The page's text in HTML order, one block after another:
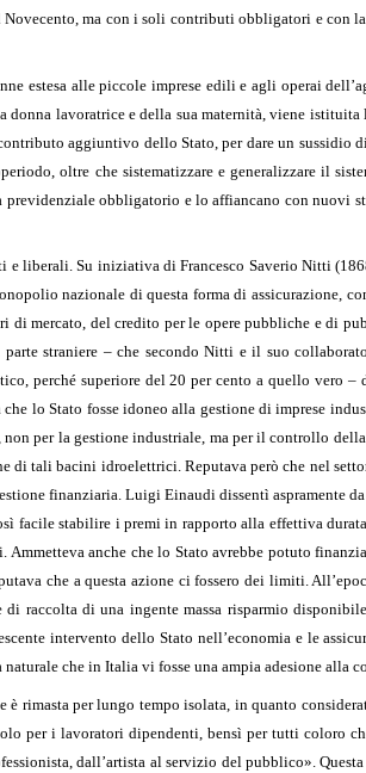
ma con i soli contributi obbligatori e con
estesa alle piccole imprese edili e agli operai
lavoratrice e della sua maternità, viene istituita
aggiuntivo dello Stato, per dare un sussidio
periodo, oltre che sistematizzare e generalizzare il
obbligatorio e lo affiancano con nuovi
e liberali. Su iniziativa di Francesco Saverio Nitti
nazionale di questa forma di assicurazione,
mercato, del credito per le opere pubbliche e di
straniere – che secondo Nitti e il suo
perché superiore del 20 per cento a quello vero
lo Stato fosse idoneo alla gestione di imprese
per la gestione industriale, ma per il controllo
tali bacini idroelettrici. Reputava però che nel
finanziaria. Luigi Einaudi dissentì aspramente
facile stabilire i premi in rapporto alla effettiva
anche che lo Stato avrebbe potuto
che a questa azione ci fossero dei limiti.
raccolta di una ingente massa risparmio
intervento dello Stato nell’economia e le
che in Italia vi fosse una ampia adesione alla
è rimasta per lungo tempo isolata, in quanto
per i lavoratori dipendenti, bensì per tutti coloro
dall’artista al servizio del pubblico».